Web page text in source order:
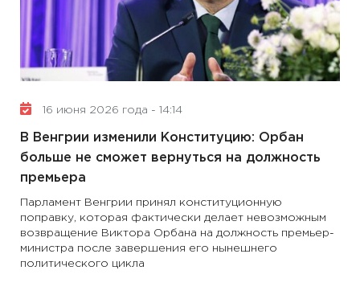
16 июня 2026 года - 14:14
В Венгрии изменили Конституцию: Орбан
больше не сможет вернуться на должность
премьера
Парламент Венгрии принял конституционную
поправку, которая фактически делает невозможным
возвращение Виктора Орбана на должность премьер-
министра после завершения его нынешнего
политического цикла